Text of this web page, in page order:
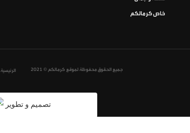
خاص كرمالكم
جميع الحقوق محفوظة لموقع كرمالكم © 2021 الرئيسية
تصميم و تطوير